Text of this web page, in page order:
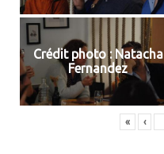
Crédit photo : Natacha
Fernandez
« ‹